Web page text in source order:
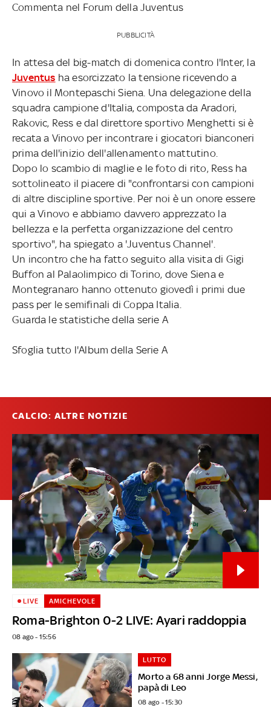
Commenta nel Forum della Juventus
PUBBLICITÀ
In attesa del big-match di domenica contro l'Inter, la
Juventus ha esorcizzato la tensione ricevendo a
Vinovo il Montepaschi Siena. Una delegazione della
squadra campione d'Italia, composta da Aradori,
Rakovic, Ress e dal direttore sportivo Menghetti si è
recata a Vinovo per incontrare i giocatori bianconeri
prima dell'inizio dell'allenamento mattutino.
Dopo lo scambio di maglie e le foto di rito, Ress ha
sottolineato il piacere di "confrontarsi con campioni
di altre discipline sportive. Per noi è un onore essere
qui a Vinovo e abbiamo davvero apprezzato la
bellezza e la perfetta organizzazione del centro
sportivo", ha spiegato a 'Juventus Channel'.
Un incontro che ha fatto seguito alla visita di Gigi
Buffon al Palaolimpico di Torino, dove Siena e
Montegranaro hanno ottenuto giovedì i primi due
pass per le semifinali di Coppa Italia.
Guarda le statistiche della serie A
Sfoglia tutto l'Album della Serie A
CALCIO: ALTRE NOTIZIE
Roma-Brighton 0-2 LIVE: Ayari raddoppia
LIVE AMICHEVOLE
08 ago - 15:56
Morto a 68 anni Jorge Messi,
papà di Leo
LUTTO
08 ago - 15:30